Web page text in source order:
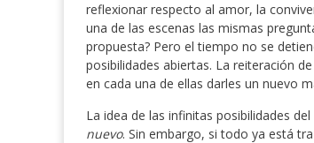
reflexionar respecto al amor, la
una de las escenas las mismas
propuesta? Pero el tiempo no se
posibilidades abiertas. La reiteración
en cada una de ellas darles un nuevo
La idea de las infinitas posibilidades
nuevo. Sin embargo, si todo ya está